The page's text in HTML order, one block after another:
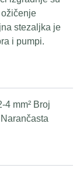
stezaljka je
i pumpi.
4 mm² Broj